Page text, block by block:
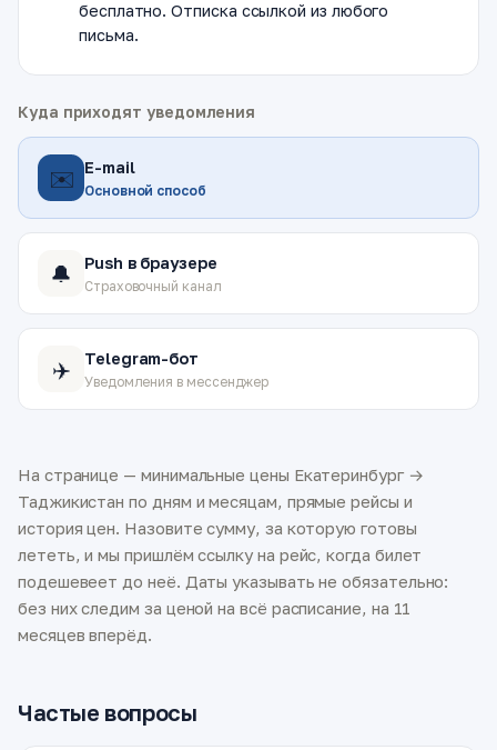
бесплатно. Отписка ссылкой из любого
письма.
Куда приходят уведомления
✉️ E-mail
Основной способ
🔔 Push в браузере
Страховочный канал
✈️ Telegram-бот
Уведомления в мессенджер
На странице — минимальные цены Екатеринбург →
Таджикистан по дням и месяцам, прямые рейсы и
история цен. Назовите сумму, за которую готовы
лететь, и мы пришлём ссылку на рейс, когда билет
подешевеет до неё. Даты указывать не обязательно:
без них следим за ценой на всё расписание, на 11
месяцев вперёд.
Частые вопросы